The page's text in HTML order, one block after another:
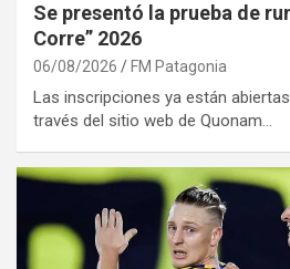
Se presentó la prueba de
Corre” 2026
06/08/2026 FM Patagonia
Las inscripciones ya están
través del sitio web de Quonam…